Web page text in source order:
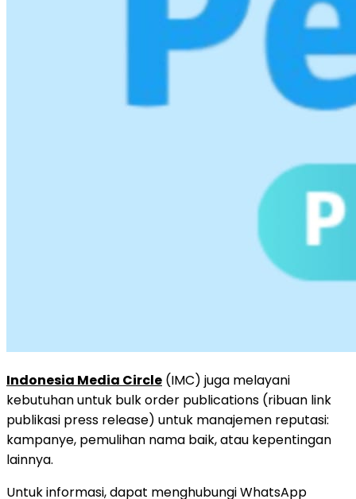
Indonesia Media Circle (IMC) juga melayani
kebutuhan untuk bulk order publications (ribuan link
publikasi press release) untuk manajemen reputasi:
kampanye, pemulihan nama baik, atau kepentingan
lainnya.
Untuk informasi, dapat menghubungi WhatsApp